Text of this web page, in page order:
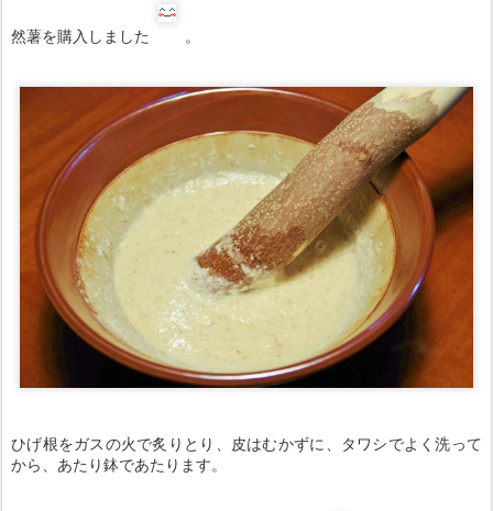
ひげ根をガスの火で炙りとり、皮はむかずに、タワシでよく洗って